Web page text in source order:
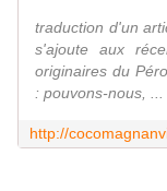
traduction d'un
s'ajoute aux
originaires du
: pouvons-nous, ...